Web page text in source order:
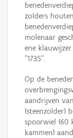
zolders
molenaar
ene
"1735".
Op de
aandrijven
(steenzolder)
spoorwiel (60
kammen)